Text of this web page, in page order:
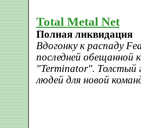
Total Metal Net
Полная ликвидация
Вдогонку к распаду
последней обещанной
"Terminator". Толстый
людей для новой